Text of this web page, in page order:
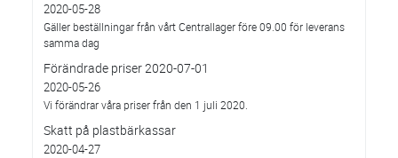
2020-05-28
Gäller beställningar från vårt Centrallager före 09.00 för leverans
samma dag
Förändrade priser 2020-07-01
2020-05-26
Vi förändrar våra priser från den 1 juli 2020.
Skatt på plastbärkassar
2020-04-27